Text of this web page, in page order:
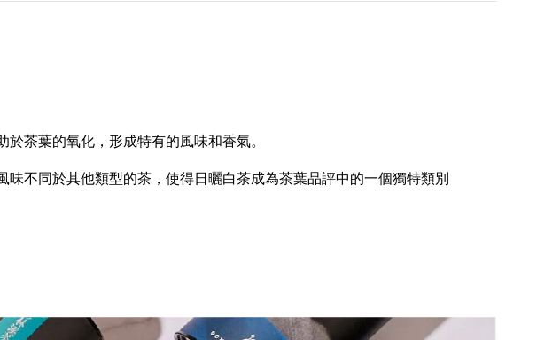
茶葉的氧化，形成特有的風味和香氣。
不同於其他類型的茶，使得日曬白茶成為茶葉品評中的一個獨特類別